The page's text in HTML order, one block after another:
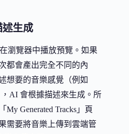
述生成
瀏覽器中播放預覽。如果
都會產出完全不同的內
想要的音樂感覺（例如
，AI 會根據描述來生成。所
Generated Tracks」頁
需要將音樂上傳到雲端管